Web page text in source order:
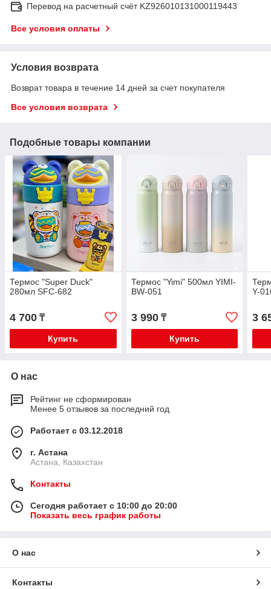
Перевод на расчетный счёт KZ926010131000119443
Все условия оплаты
Условия возврата
Возврат товара в течение 14 дней за счет покупателя
Все условия возврата
Подобные товары компании
Термос "Super Duck"
280мл SFC-682
4 700 ₸
Купить
Термос "Yimi" 500мл YIMI-
BW-051
3 990₸
Купить
Y-
3
О нас
Рейтинг не сформирован
Менее 5 отзывов за последний год
Работает с 03.12.2018
г. Астана
Астана, Казахстан
Контакты
Сегодня работает с 10:00 до 20:00
Показать весь график работы
О нас
Контакты